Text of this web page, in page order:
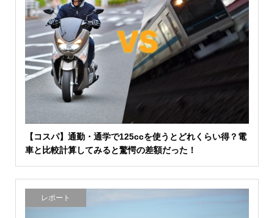
【コスパ】通勤・通学で125ccを使うとどれくらい得？電
車と比較計算してみると驚愕の差額だった！
レポート